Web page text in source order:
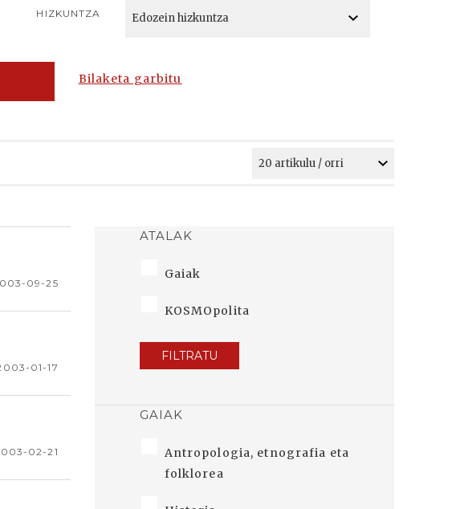
HIZKUNTZA
Bilaketa garbitu
09-25
01-17
02-21
ATALAK
Gaiak
KOSMOpolita
FILTRATU
GAIAK
Antropologia, etnografia eta
folklorea